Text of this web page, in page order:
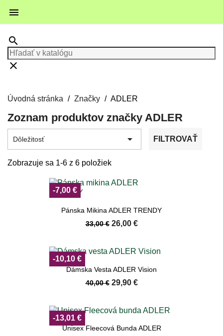

search
clear
Úvodná stránka Značky ADLER
Zoznam produktov značky ADLER
Dôležitosť  FILTROVAŤ
Zobrazuje sa 1-6 z 6 položiek
Pánska Mikina ADLER TRENDY
33,00 € 26,00 €
-7,00 €
Dámska Vesta ADLER Vision
40,00 € 29,90 €
-10,10 €
Unisex Fleecová Bunda ADLER
-13,01 €